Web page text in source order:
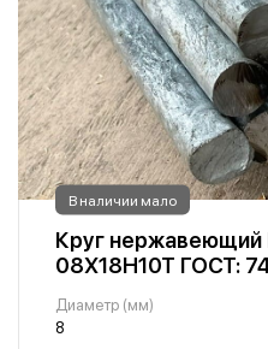
В наличии мало
Круг нержавеющий
08Х18Н10Т ГОСТ:
Диаметр (мм)
8